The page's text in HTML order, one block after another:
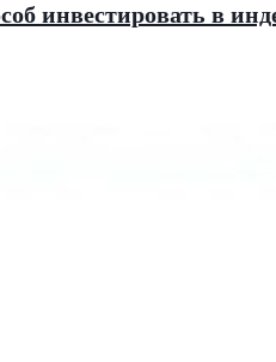
инвестировать в